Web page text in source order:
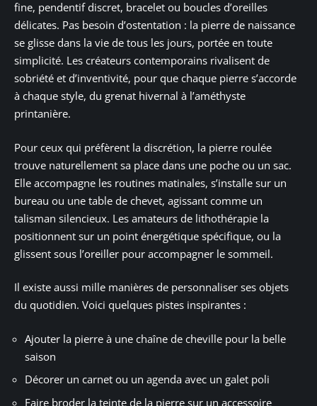
fine, pendentif discret, bracelet ou boucles d’oreilles
délicates. Pas besoin d’ostentation : la pierre de naissance
se glisse dans la vie de tous les jours, portée en toute
simplicité. Les créateurs contemporains rivalisent de
sobriété et d’inventivité, pour que chaque pierre s’accorde
à chaque style, du grenat hivernal à l’améthyste
printanière.
Pour ceux qui préfèrent la discrétion, la pierre roulée
trouve naturellement sa place dans une poche ou un sac.
Elle accompagne les routines matinales, s’installe sur un
bureau ou une table de chevet, agissant comme un
talisman silencieux. Les amateurs de lithothérapie la
positionnent sur un point énergétique spécifique, ou la
glissent sous l’oreiller pour accompagner le sommeil.
Il existe aussi mille manières de personnaliser ses objets
du quotidien. Voici quelques pistes inspirantes :
Ajouter la pierre à une chaîne de cheville pour la belle
saison
Décorer un carnet ou un agenda avec un galet poli
Faire broder la teinte de la pierre sur un accessoire